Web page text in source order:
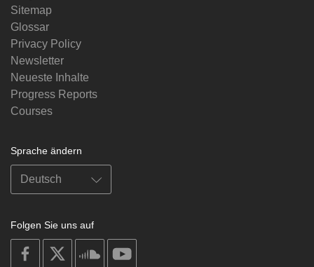
Sitemap
Glossar
Privacy Policy
Newsletter
Neueste Inhalte
Progress Reports
Courses
Sprache ändern
Folgen Sie uns auf
on
facebook
soundcloud